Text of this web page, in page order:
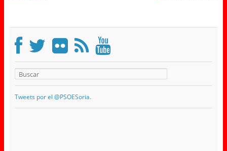
Tweets por el @PSOESoria.